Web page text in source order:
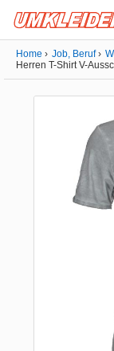
Home Job, Beruf
Herren T-Shirt V-